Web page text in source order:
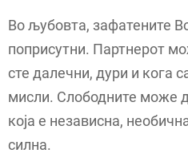
Во љубовта, зафатените
поприсутни. Партнерот
сте далечни, дури и кога
мисли. Слободните може
која е независна,
силна.